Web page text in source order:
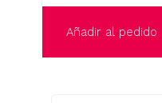
Añadir al pedido